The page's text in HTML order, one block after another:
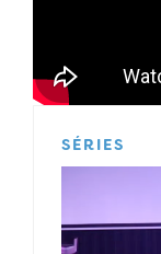
SÉRIES